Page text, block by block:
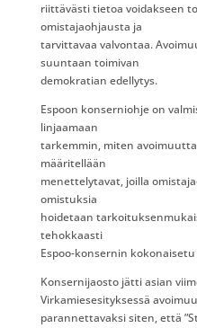
riittävästi tietoa voidakseen
omistajaohjausta ja
tarvittavaa valvontaa.
suuntaan toimivan
demokratian edellytys.
Espoon konserniohje on
linjaamaan
tarkemmin, miten
määritellään
menettelytavat, joilla
omistuksia
hoidetaan
tehokkaasti
Espoo-konsernin
Konsernijaosto jätti asian
Virkamiesesityksessä
parannettavaksi siten, että